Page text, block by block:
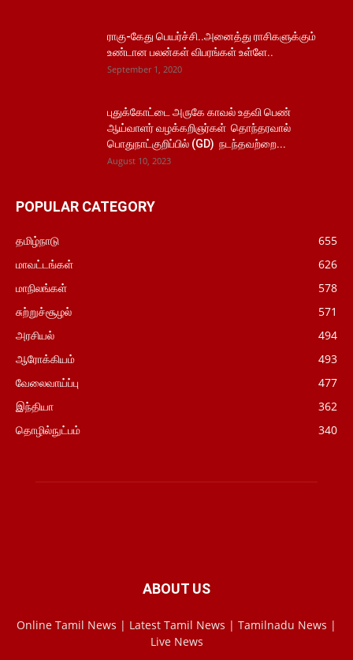
ராகு-கேது பெயர்ச்சி..அனைத்து ராசிகளுக்கும்
உண்டான பலன்கள் விபரங்கள் உள்ளே..
September 1, 2020
புதுக்கோட்டை அருகே காவல் உதவி பெண்
ஆய்வாளர் வழக்கறிஞர்கள் தொந்தரவால்
பொதுநாட்குறிப்பில் (GD) நடந்தவற்றை...
August 10, 2023
POPULAR CATEGORY
தமிழ்நாடு
655
மாவட்டங்கள்
626
மாநிலங்கள்
578
சுற்றுச்சூழல்
571
அரசியல்
494
ஆரோக்கியம்
493
வேலைவாய்ப்பு
477
இந்தியா
362
தொழில்நுட்பம்
340
ABOUT US
Online Tamil News | Latest Tamil News | Tamilnadu News |
Live News